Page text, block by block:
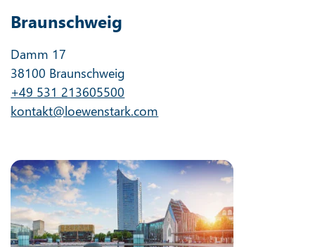
Braunschweig
Damm 17
38100 Braunschweig
+49 531 213605500
kontakt@loewenstark.com